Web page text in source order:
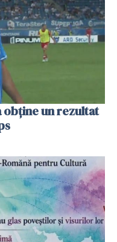
obține un rezultat